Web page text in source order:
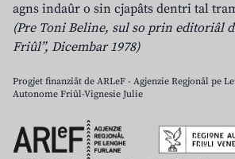
agns indaûr o sin cjapâts dentri tal
(Pre Toni Beline, sul so prin editoriâl
Friûl”, Dicembar 1978)
Progjet finanziât de ARLeF - Agjenzie Regjonâl pe
Autonome Friûl-Vignesie Julie